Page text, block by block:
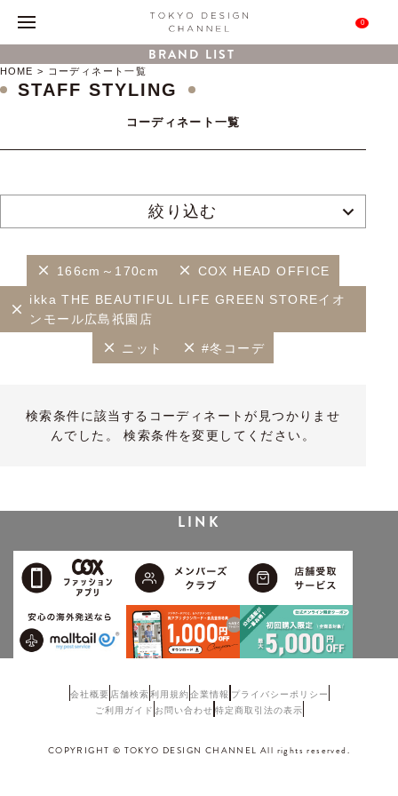
0
BRAND LIST
HOME コーディネート一覧
STAFF STYLING
コーディネート一覧
絞り込む
166cm～170cm COX HEAD OFFICE
ikka THE BEAUTIFUL LIFE GREEN STOREイオ
ンモール広島祇園店
ニット #冬コーデ
検索条件に該当するコーディネートが見つかりませ
んでした。 検索条件を変更してください。
LINK
会社概要 店舗検索利用規約企業情報 プライバシーポリシー
ご利用ガイド お問い合わせ 特定商取引法の表示
COPYRIGHT © TOKYO DESIGN CHANNEL All rights reserved.